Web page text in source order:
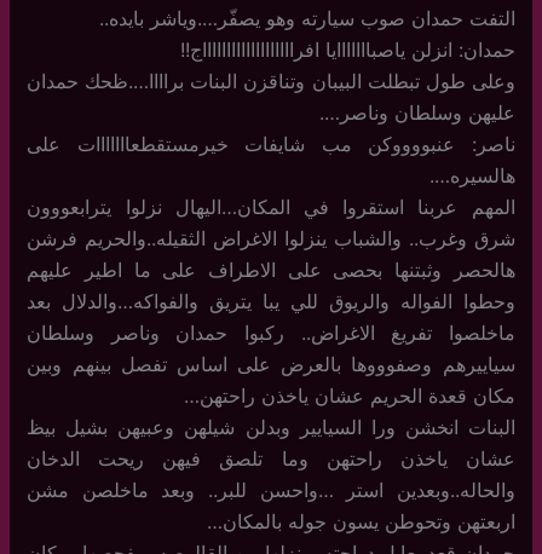
التفت حمدان صوب سيارته وهو يصفّر….وياشر بايده..
حمدان: انزلن ياصبااااااايا افراااااااااااااااااااج!!
وعلى طول تبطلت البيبان وتناقزن البنات براااا….ظحك حمدان
عليهن وسلطان وناصر….
ناصر: عنبووووكن مب شايفات خيرمستقطعااااااات على
هالسيره….
المهم عربنا استقروا في المكان…اليهال نزلوا يترابعووون
شرق وغرب.. والشباب ينزلوا الاغراض الثقيله..والحريم فرشن
هالحصر وثبتنها بحصى على الاطراف على ما اطير عليهم
وحطوا الفواله والريوق للي يبا يتريق والفواكه…والدلال بعد
ماخلصوا تفريغ الاغراض.. ركبوا حمدان وناصر وسلطان
سياييرهم وصفوووها بالعرض على اساس تفصل بينهم وبين
مكان قعدة الحريم عشان ياخذن راحتهن…
البنات انخشن ورا السيايير وبدلن شيلهن وعبيهن بشيل بيظ
عشان ياخذن راحتهن وما تلصق فيهن ريحت الدخان
والحاله..وبعدين استر …واحسن للبر.. وبعد ماخلصن مشن
اربعتهن وتحوطن يسون جوله بالمكان…